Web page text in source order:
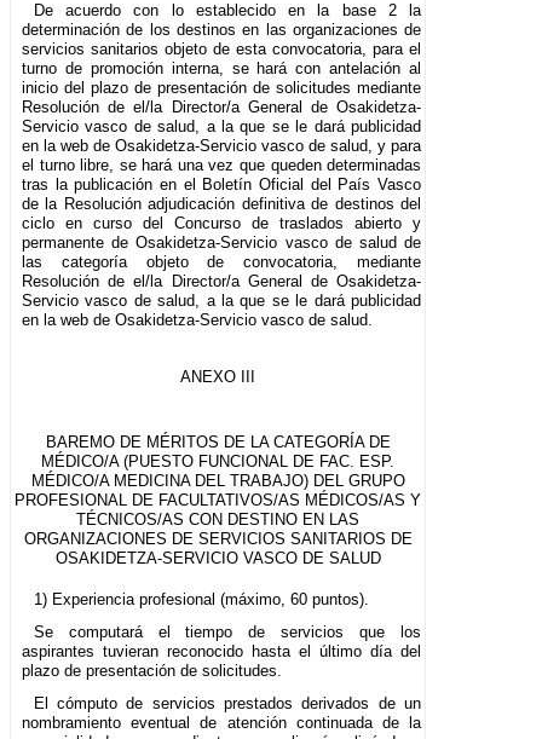
De acuerdo con lo establecido en la base 2 la
determinación de los destinos en las organizaciones de
servicios sanitarios objeto de esta convocatoria, para el
turno de promoción interna, se hará con antelación al
inicio del plazo de presentación de solicitudes mediante
Resolución de el/la Director/a General de Osakidetza-
Servicio vasco de salud, a la que se le dará publicidad
en la web de Osakidetza-Servicio vasco de salud, y para
el turno libre, se hará una vez que queden determinadas
tras la publicación en el Boletín Oficial del País Vasco
de la Resolución adjudicación definitiva de destinos del
ciclo en curso del Concurso de traslados abierto y
permanente de Osakidetza-Servicio vasco de salud de
las categoría objeto de convocatoria, mediante
Resolución de el/la Director/a General de Osakidetza-
Servicio vasco de salud, a la que se le dará publicidad
en la web de Osakidetza-Servicio vasco de salud.
ANEXO III
BAREMO DE MÉRITOS DE LA CATEGORÍA DE
MÉDICO/A (PUESTO FUNCIONAL DE FAC. ESP.
MÉDICO/A MEDICINA DEL TRABAJO) DEL GRUPO
PROFESIONAL DE FACULTATIVOS/AS MÉDICOS/AS Y
TÉCNICOS/AS CON DESTINO EN LAS
ORGANIZACIONES DE SERVICIOS SANITARIOS DE
OSAKIDETZA-SERVICIO VASCO DE SALUD
1) Experiencia profesional (máximo, 60 puntos).
Se computará el tiempo de servicios que los
aspirantes tuvieran reconocido hasta el último día del
plazo de presentación de solicitudes.
El cómputo de servicios prestados derivados de un
nombramiento eventual de atención continuada de la